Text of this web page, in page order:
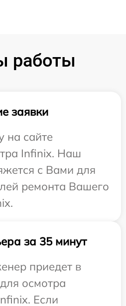
работы
заявки
на сайте
Infinix. Наш
с Вами для
ремонта Вашего
за 35 минут
приедет в
осмотра
Если